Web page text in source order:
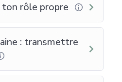
ton rôle propre
: transmettre